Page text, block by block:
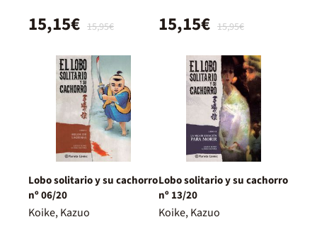
15,95€
15,15€ 15,95€
15,15€
Lobo solitario y su cachorro
nº 06/20
Koike, Kazuo
Lobo solitario y su cachorro
nº 13/20
Koike, Kazuo